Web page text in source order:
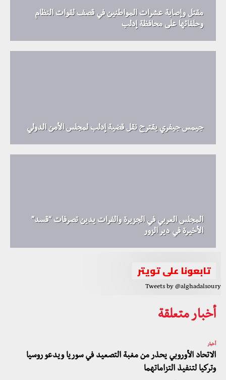
مقتل وإصابة عشرات المواطنين في قصف لقوات النظام
وحلفائها على محافظة إدلب
جيمس جيفري يقترح نقل قضية إدلب لمجلس الأمن الدولي
المجلس العربي في الجزيرة والفرات يدين تصرفات “قسد”
الأخيرة في دير الزور
تابعونا على تويتر
Tweets by @alghadalsoury
أخبار متعلقة
أخبار
الاتحاد الأوروبي يحذر من مغبة التصعيد في سوريا ويدعو روسيا
وتركيا لتنفيذ التزاماتهما